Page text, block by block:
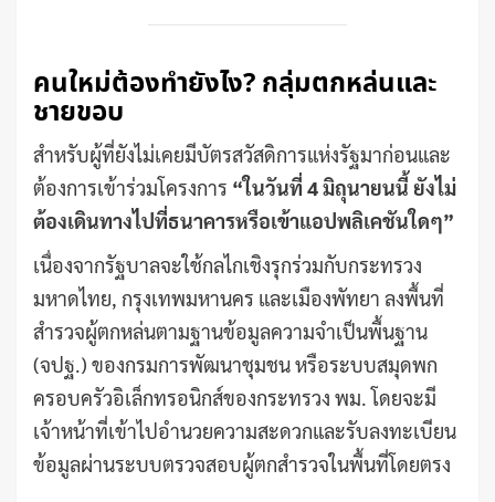
คนใหม่ต้องทำยังไง? กลุ่มตกหล่นและ
ชายขอบ
สำหรับผู้ที่ยังไม่เคยมีบัตรสวัสดิการแห่งรัฐมาก่อนและ
ต้องการเข้าร่วมโครงการ “ในวันที่ 4 มิถุนายนนี้ ยังไม่
ต้องเดินทางไปที่ธนาคารหรือเข้าแอปพลิเคชันใดๆ”
เนื่องจากรัฐบาลจะใช้กลไกเชิงรุกร่วมกับกระทรวง
มหาดไทย, กรุงเทพมหานคร และเมืองพัทยา ลงพื้นที่
สำรวจผู้ตกหล่นตามฐานข้อมูลความจำเป็นพื้นฐาน
(จปฐ.) ของกรมการพัฒนาชุมชน หรือระบบสมุดพก
ครอบครัวอิเล็กทรอนิกส์ของกระทรวง พม. โดยจะมี
เจ้าหน้าที่เข้าไปอำนวยความสะดวกและรับลงทะเบียน
ข้อมูลผ่านระบบตรวจสอบผู้ตกสำรวจในพื้นที่โดยตรง